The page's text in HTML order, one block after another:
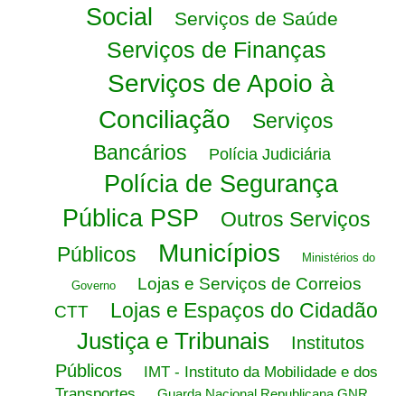
Social
Serviços de Saúde
Serviços de Finanças
Serviços de Apoio à
Conciliação
Serviços
Bancários
Polícia Judiciária
Polícia de Segurança
Pública PSP
Outros Serviços
Públicos
Municípios Ministérios do
Governo
Lojas e Serviços de Correios
CTT
Lojas e Espaços do Cidadão
Justiça e Tribunais
Institutos
Públicos
IMT - Instituto da Mobilidade e dos